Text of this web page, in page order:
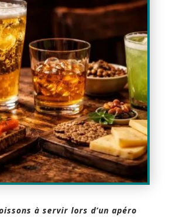
à servir lors d’un apéro